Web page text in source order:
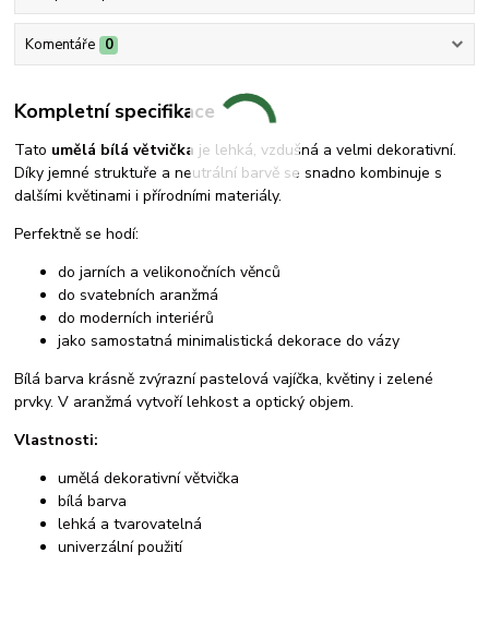
Komentáře 0
Kompletní specifikace
Tato umělá bílá větvička je lehká, vzdušná a velmi dekorativní.
Díky jemné struktuře a neutrální barvě se snadno kombinuje s
dalšími květinami i přírodními materiály.
Perfektně se hodí:
do jarních a velikonočních věnců
do svatebních aranžmá
do moderních interiérů
jako samostatná minimalistická dekorace do vázy
Bílá barva krásně zvýrazní pastelová vajíčka, květiny i zelené
prvky. V aranžmá vytvoří lehkost a optický objem.
Vlastnosti:
umělá dekorativní větvička
bílá barva
lehká a tvarovatelná
univerzální použití